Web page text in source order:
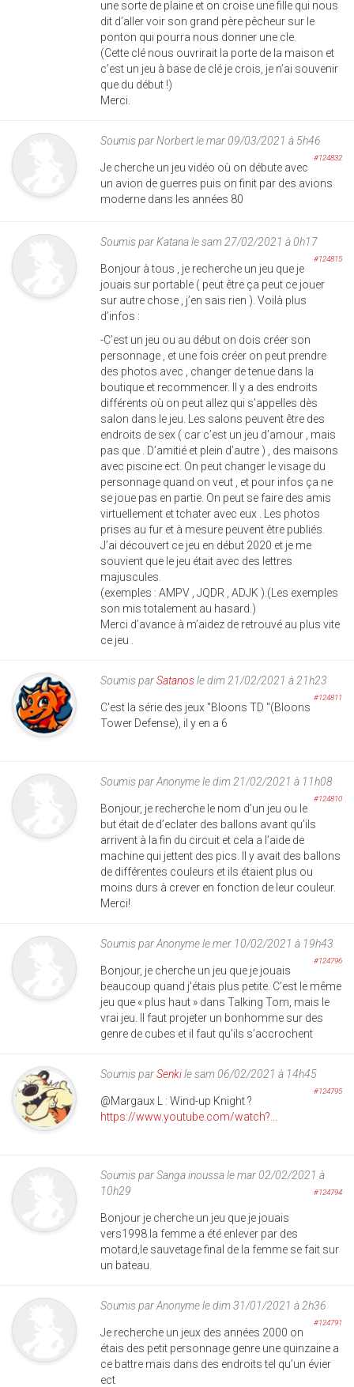
une sorte de plaine et on croise une fille qui nous
dit d’aller voir son grand père pêcheur sur le
ponton qui pourra nous donner une cle.
(Cette clé nous ouvrirait la porte de la maison et
c’est un jeu à base de clé je crois, je n’ai souvenir
que du début !)
Merci.
Soumis parNorbertle mar 09/03/2021 à 5h46
#124832
Je cherche un jeu vidéo où on débute avec
un avion de guerres puis on finit par des avions
moderne dans les années 80
Soumis parKatanale sam 27/02/2021 à 0h17
#124815
Bonjour à tous , je recherche un jeu que je
jouais sur portable ( peut être ça peut ce jouer
sur autre chose , j’en sais rien ). Voilà plus
d’infos :
-C’est un jeu ou au début on dois créer son
personnage , et une fois créer on peut prendre
des photos avec , changer de tenue dans la
boutique et recommencer. Il y a des endroits
différents où on peut allez qui s’appelles dès
salon dans le jeu. Les salons peuvent être des
endroits de sex ( car c’est un jeu d’amour , mais
pas que . D’amitié et plein d’autre ) , des maisons
avec piscine ect. On peut changer le visage du
personnage quand on veut , et pour infos ça ne
se joue pas en partie. On peut se faire des amis
virtuellement et tchater avec eux . Les photos
prises au fur et à mesure peuvent être publiés.
J’ai découvert ce jeu en début 2020 et je me
souvient que le jeu était avec des lettres
majuscules.
(exemples : AMPV , JQDR , ADJK ).(Les exemples
son mis totalement au hasard.)
Merci d’avance à m’aidez de retrouvé au plus vite
ce jeu .
Soumis parSatanosle dim 21/02/2021 à 21h23
#124811
C'est la série des jeux "Bloons TD "(Bloons
Tower Defense), il y en a 6
Soumis parAnonymele dim 21/02/2021 à 11h08
#124810
Bonjour, je recherche le nom d’un jeu ou le
but était de d’eclater des ballons avant qu’ils
arrivent à la fin du circuit et cela a l’aide de
machine qui jettent des pics. Il y avait des ballons
de différentes couleurs et ils étaient plus ou
moins durs à crever en fonction de leur couleur.
Merci!
Soumis parAnonymele mer 10/02/2021 à 19h43
#124796
Bonjour, je cherche un jeu que je jouais
beaucoup quand j'étais plus petite. C’est le même
jeu que « plus haut » dans Talking Tom, mais le
vrai jeu. Il faut projeter un bonhomme sur des
genre de cubes et il faut qu’ils s’accrochent
Soumis parSenkile sam 06/02/2021 à 14h45
#124795
@Margaux L : Wind-up Knight ?
https://www.youtube.com/watch?...
Soumis parSanga inoussale mar 02/02/2021 à
10h29
#124794
Bonjour je cherche un jeu que je jouais
vers1998.la femme a été enlever par des
motard,le sauvetage final de la femme se fait sur
un bateau.
Soumis parAnonymele dim 31/01/2021 à 2h36
#124791
Je recherche un jeux des années 2000 on
étais des petit personnage genre une quinzaine a
ce battre mais dans des endroits tel qu’un évier
ect